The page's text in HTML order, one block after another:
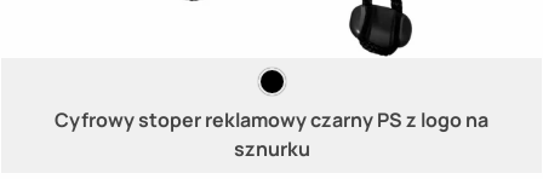
Cyfrowy stoper reklamowy czarny PS z logo na
sznurku